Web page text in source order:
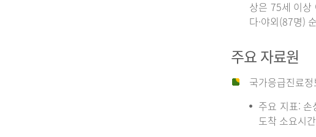
상은 75세 이상
다·야외(87명)
주요 자료원
국가응급진료
주요 지표:
도착 소요시